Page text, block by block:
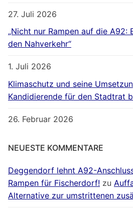
27. Juli 2026
„Nicht nur Rampen auf die A92:
den Nahverkehr“
1. Juli 2026
Klimaschutz und seine
Kandidierende für den Stadtrat
26. Februar 2026
NEUESTE KOMMENTARE
Deggendorf lehnt A92-
Rampen für Fischerdorf! zu
Alternative zur umstrittenen